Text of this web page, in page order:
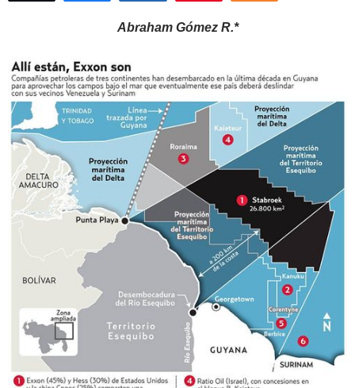
Abraham Gómez R.*